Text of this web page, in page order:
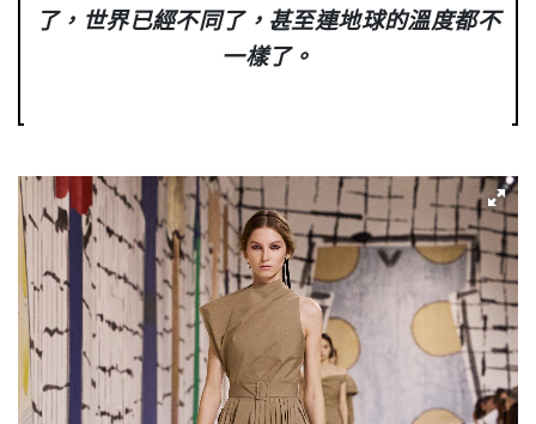
了，世界已經不同了，甚至連地球的溫度都不
一樣了。